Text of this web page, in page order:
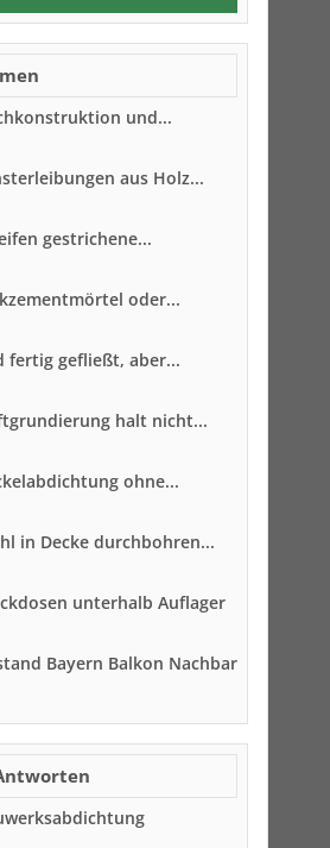
und...
aus Holz...
gestrichene...
oder...
fertig gefließt, aber...
halt nicht...
ohne...
in Decke durchbohren...
unterhalb Auflager
Bayern Balkon Nachbar